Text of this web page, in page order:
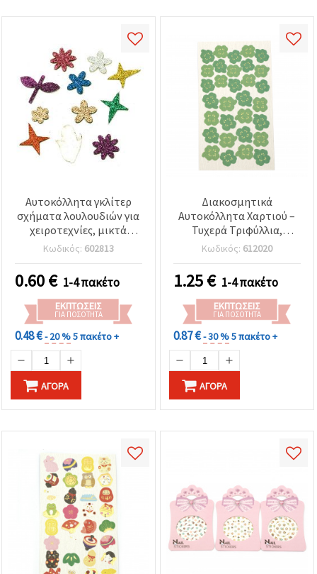
Αυτοκόλλητα γκλίτερ
σχήματα λουλουδιών για
χειροτεχνίες, μικτά
χρώματα, 14~36 x 14.5~38
x 2 mm, 10 τεμ.
Κωδικός: 602813
0.60€ 1-4 πακέτο
ΕΚΠΤΏΣΕΙΣ
ΓΙΑ ΠΟΣΌΤΗΤΑ
0.48 €- 20 %5 πακέτο +
ΑΓΟΡΆ
Διακοσμητικά
Αυτοκόλλητα Χαρτιού –
Τυχερά Τριφύλλια,
Συσκευασία 31 τεμαχίων
Κωδικός: 612020
1.25€ 1-4 πακέτο
ΕΚΠΤΏΣΕΙΣ
ΓΙΑ ΠΟΣΌΤΗΤΑ
0.87 €- 30 %5 πακέτο +
ΑΓΟΡΆ